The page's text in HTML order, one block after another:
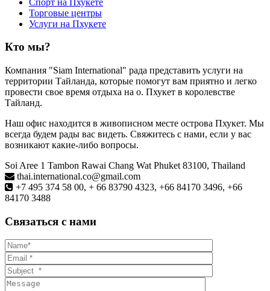
Торговые центры
Услуги на Пхукете
Кто мы?
Компания "Siam International" рада представить услуги на
территории Тайланда, которые помогут вам приятно и легко
провести свое время отдыха на о. Пхукет в королевстве
Тайланд.
Наш офис находится в живописном месте острова Пхукет. Мы
всегда будем рады вас видеть. Свяжитесь с нами, если у вас
возникают какие-либо вопросы.
Soi Aree 1 Tambon Rawai Chang Wat Phuket 83100, Thailand
thai.international.co@gmail.com
+7 495 374 58 00, + 66 83790 4323, +66 84170 3496, +66
84170 3488
Связаться с нами